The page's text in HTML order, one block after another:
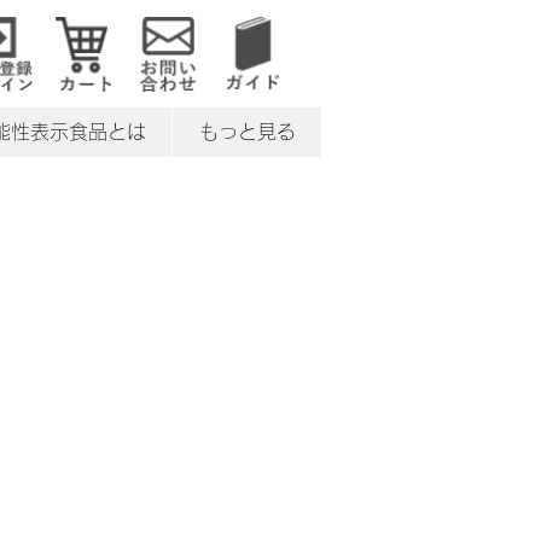
性表示食品とは もっと見る